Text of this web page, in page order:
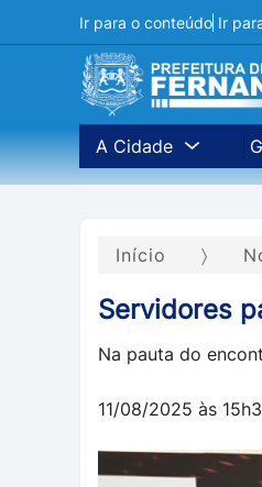
Ir para o conteúdo Ir
A Cidade
Início
Servidores
Na pauta do
11/08/2025 às